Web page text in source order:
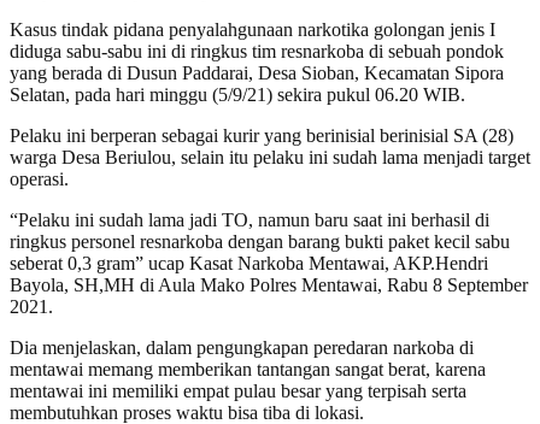
Kasus tindak pidana penyalahgunaan narkotika golongan jenis I
diduga sabu-sabu ini di ringkus tim resnarkoba di sebuah pondok
yang berada di Dusun Paddarai, Desa Sioban, Kecamatan Sipora
Selatan, pada hari minggu (5/9/21) sekira pukul 06.20 WIB.
Pelaku ini berperan sebagai kurir yang berinisial berinisial SA (28)
warga Desa Beriulou, selain itu pelaku ini sudah lama menjadi target
operasi.
“Pelaku ini sudah lama jadi TO, namun baru saat ini berhasil di
ringkus personel resnarkoba dengan barang bukti paket kecil sabu
seberat 0,3 gram” ucap Kasat Narkoba Mentawai, AKP.Hendri
Bayola, SH,MH di Aula Mako Polres Mentawai, Rabu 8 September
2021.
Dia menjelaskan, dalam pengungkapan peredaran narkoba di
mentawai memang memberikan tantangan sangat berat, karena
mentawai ini memiliki empat pulau besar yang terpisah serta
membutuhkan proses waktu bisa tiba di lokasi.